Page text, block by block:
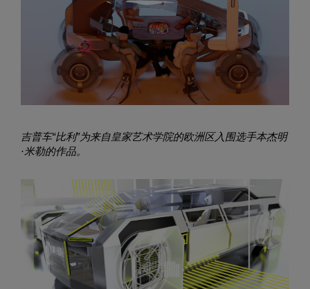
吉普车“比利”为来自皇家艺术学院的欧洲区入围选手本杰明
·米勒的作品。